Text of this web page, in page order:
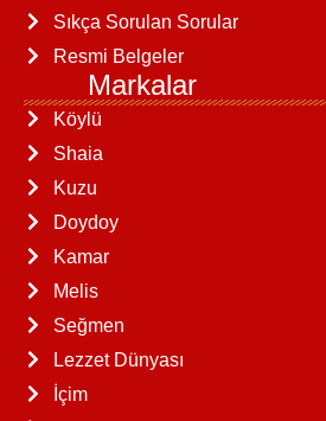
Sıkça Sorulan Sorular
Resmi Belgeler
Markalar
Köylü
Shaia
Kuzu
Doydoy
Kamar
Melis
Seğmen
Lezzet Dünyası
İçim